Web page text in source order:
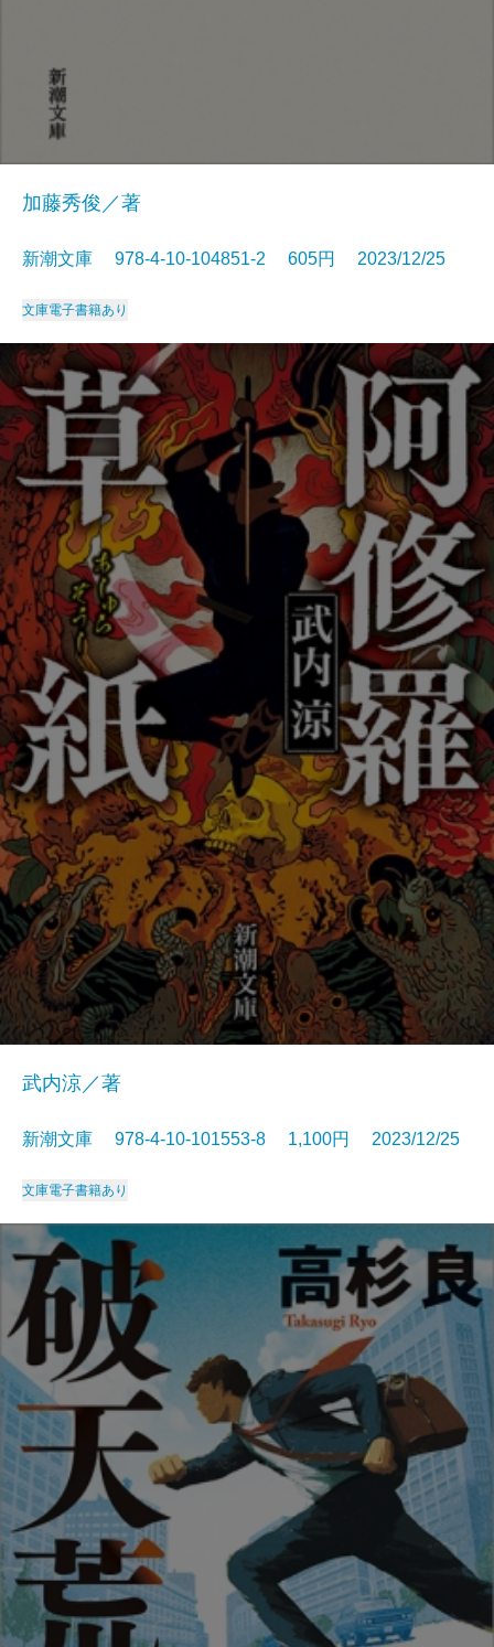
加藤秀俊／著
新潮文庫 978-4-10-104851-2 605円 2023/12/25
文庫電子書籍あり
武内涼／著
新潮文庫 978-4-10-101553-8 1,100円 2023/12/25
文庫電子書籍あり